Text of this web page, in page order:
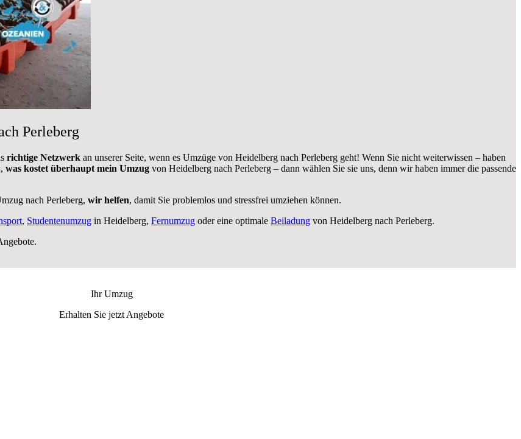
Perleberg
richtige Netzwerk an unserer Seite, wenn es Umzüge von Heidelberg nach Perleberg geht! Wenn Sie nicht weiterwissen – haben
was kostet überhaupt mein Umzug von Heidelberg nach Perleberg – dann wählen Sie sie uns, denn wir haben immer die passende
nach Perleberg, wir helfen, damit Sie problemlos und stressfrei umziehen können.
, Studentenumzug in Heidelberg, Fernumzug oder eine optimale Beiladung von Heidelberg nach Perleberg.
Ihr Umzug
Erhalten Sie jetzt Angebote